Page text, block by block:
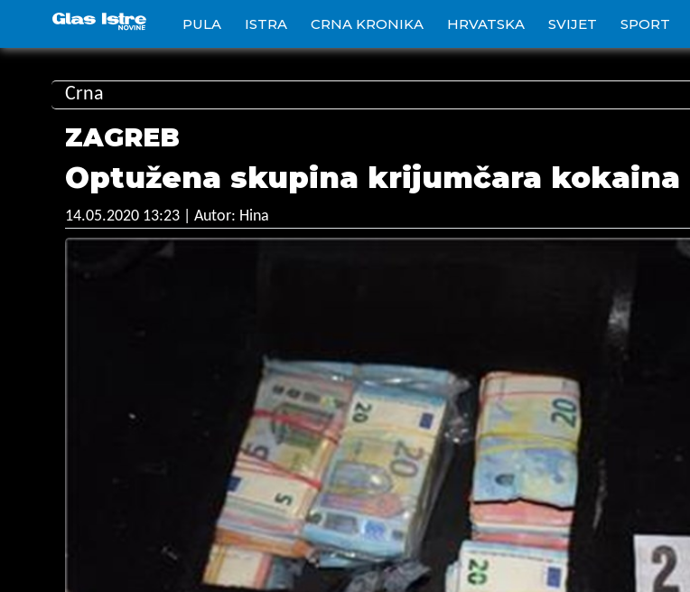
PULA ISTRA CRNA KRONIKA HRVATSKA SVIJET SPORT
Crna
ZAGREB
Optužena skupina krijumčara
14.05.2020 13:23 | Autor: Hina